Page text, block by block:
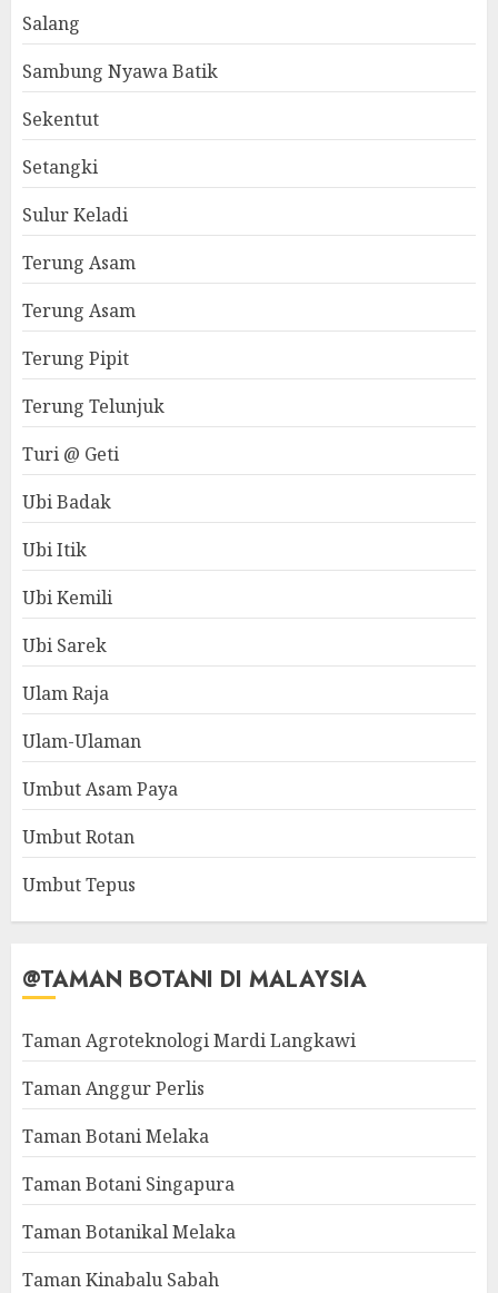
Salang
Sambung Nyawa Batik
Sekentut
Setangki
Sulur Keladi
Terung Asam
Terung Asam
Terung Pipit
Terung Telunjuk
Turi @ Geti
Ubi Badak
Ubi Itik
Ubi Kemili
Ubi Sarek
Ulam Raja
Ulam-Ulaman
Umbut Asam Paya
Umbut Rotan
Umbut Tepus
@TAMAN BOTANI DI MALAYSIA
Taman Agroteknologi Mardi Langkawi
Taman Anggur Perlis
Taman Botani Melaka
Taman Botani Singapura
Taman Botanikal Melaka
Taman Kinabalu Sabah